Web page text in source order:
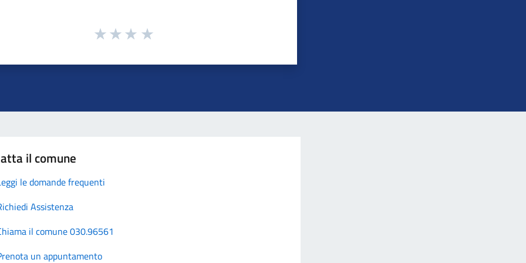
il comune
le domande frequenti
Assistenza
il comune 030.96561
un appuntamento